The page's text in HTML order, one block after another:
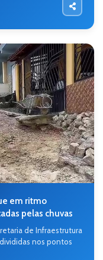
em ritmo
pelas chuvas
de Infraestrutura
nos pontos